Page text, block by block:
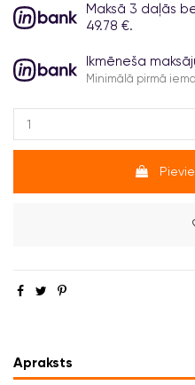
Maksā 3 daļās
49.78 €.
Ikmēneša
Minimālā pirmā
Apraksts